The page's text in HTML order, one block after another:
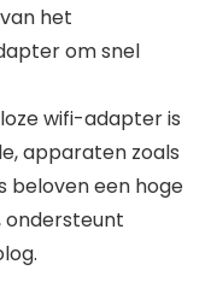
het
om snel
wifi-adapter is
apparaten zoals
beloven een hoge
ondersteunt